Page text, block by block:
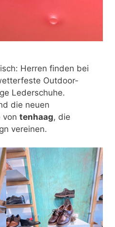
Herren finden bei
Outdoor-
Lederschuhe.
die neuen
von tenhaag, die
vereinen.